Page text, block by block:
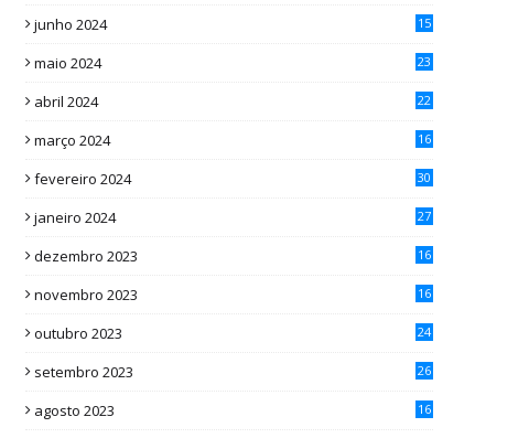
junho 2024 15
maio 2024 23
abril 2024 22
março 2024 16
fevereiro 2024 30
janeiro 2024 27
dezembro 2023 16
novembro 2023 16
outubro 2023 24
setembro 2023 26
agosto 2023 16